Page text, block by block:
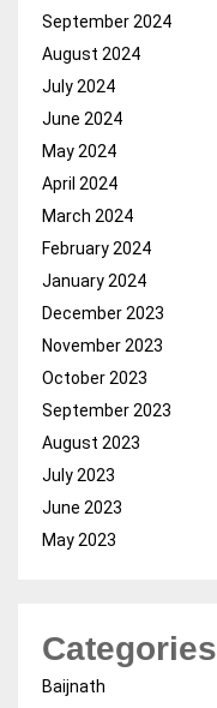
September 2024
August 2024
July 2024
June 2024
May 2024
April 2024
March 2024
February 2024
January 2024
December 2023
November 2023
October 2023
September 2023
August 2023
July 2023
June 2023
May 2023
Categories
Baijnath